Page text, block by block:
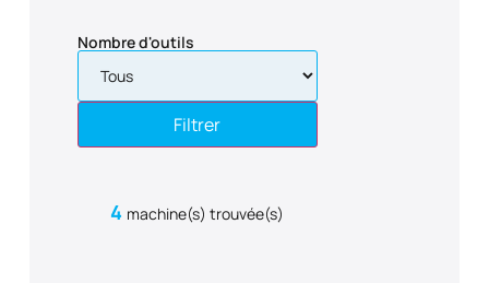
Nombre d'outils
Filtrer
4 machine(s) trouvée(s)